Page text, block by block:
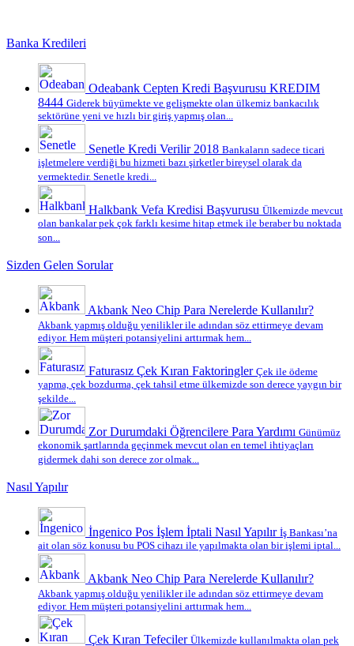
Banka Kredileri
Odeabank Cepten Kredi Başvurusu KREDIM
8444 Giderek büyümekte ve gelişmekte olan ülkemiz bankacılık
sektörüne yeni ve hızlı bir giriş yapmış olan...
Senetle Kredi Verilir 2018 Bankaların sadece ticari
işletmelere verdiği bu hizmeti bazı şirketler bireysel olarak da
vermektedir. Senetle kredi...
Halkbank Vefa Kredisi Başvurusu Ülkemizde mevcut
olan bankalar pek çok farklı kesime hitap etmek ile beraber bu noktada
son...
Sizden Gelen Sorular
Akbank Neo Chip Para Nerelerde Kullanılır?
Akbank yapmış olduğu yenilikler ile adından söz ettirmeye devam
ediyor. Hem müşteri potansiyelini arttırmak hem...
Faturasız Çek Kıran Faktoringler Çek ile ödeme
yapma, çek bozdurma, çek tahsil etme ülkemizde son derece yaygın bir
şekilde...
Zor Durumdaki Öğrencilere Para Yardımı Günümüz
ekonomik şartlarında geçinmek mevcut olan en temel ihtiyaçları
gidermek dahi son derece zor olmak...
Nasıl Yapılır
İngenico Pos İşlem İptali Nasıl Yapılır İş Bankası’na
ait olan söz konusu bu POS cihazı ile yapılmakta olan bir işlemi iptal...
Akbank Neo Chip Para Nerelerde Kullanılır?
Akbank yapmış olduğu yenilikler ile adından söz ettirmeye devam
ediyor. Hem müşteri potansiyelini arttırmak hem...
Çek Kıran Tefeciler Ülkemizde kullanılmakta olan pek